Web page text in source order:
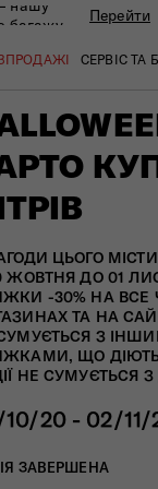
нашу
багажу
Перейти
СЕРВІС ТА
ЦЕНТР В
ЦЬОГО
ЖОВТНЯ ДО 01
-30% НА ВСЕ
ТА НА
З
ЩО ДІЮТЬ
НЕ СУМУЄТЬСЯ
20 - 02/11/
ЗАВЕРШЕНА